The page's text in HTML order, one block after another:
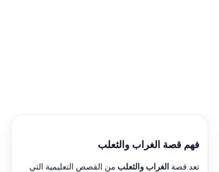
فهم قصة الغراب والثعلب
تعد قصة الغراب والثعلبمن القصص التعليمية التي